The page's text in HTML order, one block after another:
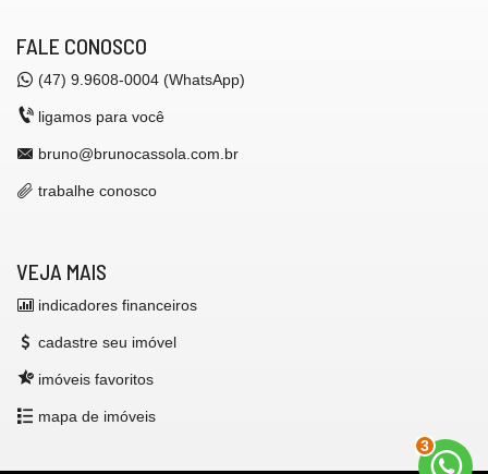
FALE CONOSCO
(47) 9.9608-0004 (WhatsApp)
ligamos para você
bruno@brunocassola.com.br
trabalhe conosco
VEJA MAIS
indicadores financeiros
cadastre seu imóvel
imóveis favoritos
mapa de imóveis
3